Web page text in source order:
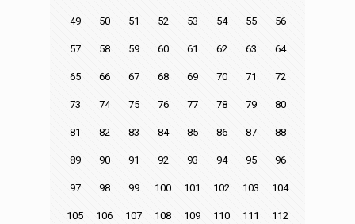
49 50 51 52 53 54 55 56
57 58 59 60 61 62 63 64
65 66 67 68 69 70 71 72
73 74 75 76 77 78 79 80
81 82 83 84 85 86 87 88
89 90 91 92 93 94 95 96
97 98 99 100 101 102 103 104
105 106 107 108 109 110 111 112